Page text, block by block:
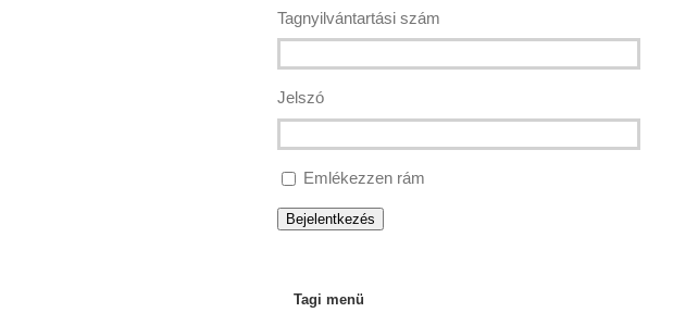
Tagnyilvántartási szám
Jelszó
Emlékezzen rám
Bejelentkezés
Tagi menü